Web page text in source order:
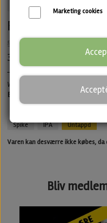
Fallout - West
55,00 kr.
38,50 kr.
West Coast IPA · ABV: 6,5% ·
Best before 29/07/2026 - Men
Spike IPA Untappd
Varen kan desværre ikke købes,
Bliv
Marketing cookies